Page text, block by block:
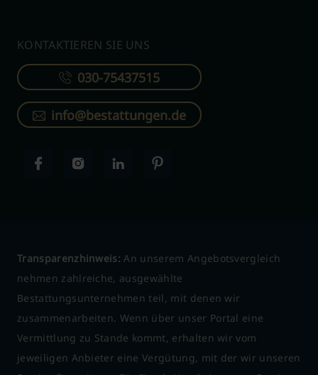
KONTAKTIEREN SIE UNS
030-75437515
info@bestattungen.de
Transparenzhinweis: An unserem Angebotsvergleich
nehmen zahlreiche, ausgewählte
Bestattungsunternehmen teil, mit denen wir
zusammenarbeiten. Wenn über unser Portal eine
Vermittlung zu Stande kommt, erhalten wir vom
jeweiligen Anbieter eine Vergütung, mit der wir unseren